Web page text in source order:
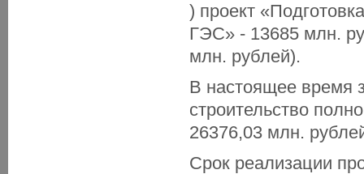
) проект
ГЭС» - 13685 млн.
млн. рублей).
В настоящее время
строительство
26376,03 млн.
Срок реализации